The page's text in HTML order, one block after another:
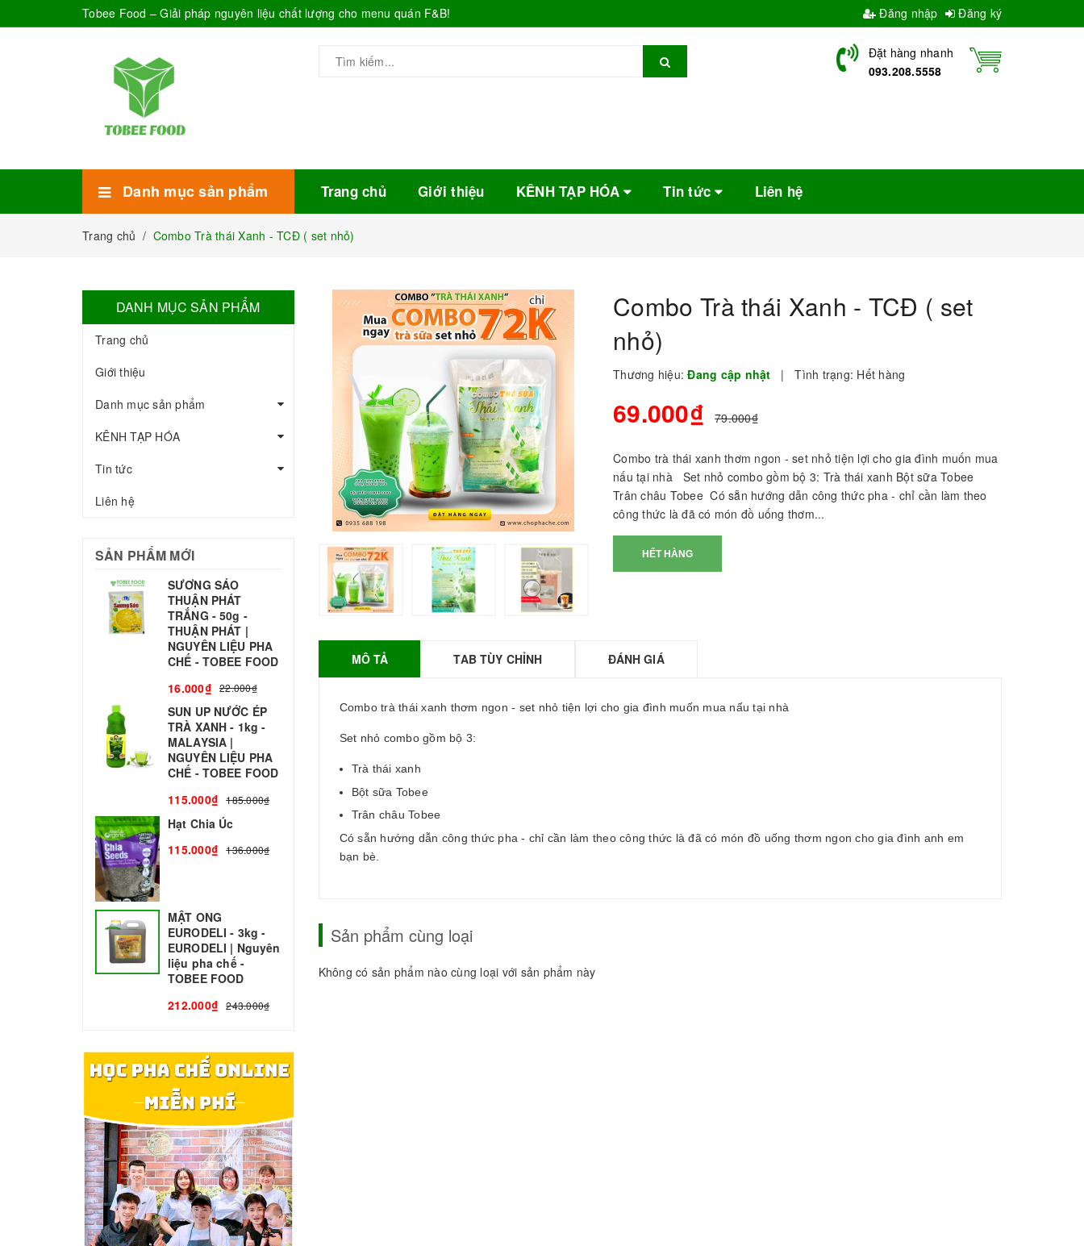
Tobee Food – Giải pháp nguyên liệu chất lượng cho menu quán F&B! Đăng nhập Đăng ký
Đặt hàng nhanh
093.208.5558
Danh mục sản phẩm Trang chủ Giới thiệu KÊNH TẠP HÓA Tin tức Liên hệ
Trang chủ / Combo Trà thái Xanh - TCĐ ( set nhỏ)
Combo Trà thái Xanh - TCĐ ( set
nhỏ)
Thương hiệu: Đang cập nhật | Tình trạng: Hết hàng
69.000₫ 79.000₫
Combo trà thái xanh thơm ngon - set nhỏ tiện lợi cho gia đình muốn mua
nấu tại nhà Set nhỏ combo gồm bộ 3: Trà thái xanh Bột sữa Tobee
Trân châu Tobee Có sẵn hướng dẫn công thức pha - chỉ cần làm theo
công thức là đã có món đồ uống thơm...
HẾT HÀNG
MÔ TẢ TAB TÙY CHỈNH ĐÁNH GIÁ
Combo trà thái xanh thơm ngon - set nhỏ tiện lợi cho gia đình muốn mua nấu tại nhà
Set nhỏ combo gồm bộ 3:
Trà thái xanh
Bột sữa Tobee
Trân châu Tobee
Có sẵn hướng dẫn công thức pha - chỉ cần làm theo công thức là đã có món đồ uống thơm ngon cho gia đình anh em
bạn bè.
Sản phẩm cùng loại
Không có sản phẩm nào cùng loại với sản phẩm này
DANH MỤC SẢN PHẨM
Trang chủ
Giới thiệu
Danh mục sản phẩm
KÊNH TẠP HÓA
Tin tức
Liên hệ
SẢN PHẨM MỚI
SƯƠNG SÁO
THUẬN PHÁT
TRẮNG - 50g -
THUẬN PHÁT |
NGUYÊN LIỆU PHA
CHẾ - TOBEE FOOD
16.000₫ 22.000₫
SUN UP NƯỚC ÉP
TRÀ XANH - 1kg -
MALAYSIA |
NGUYÊN LIỆU PHA
CHẾ - TOBEE FOOD
115.000₫
185.000₫
Hạt Chia Úc
115.000₫
136.000₫
MẬT ONG
EURODELI - 3kg -
EURODELI | Nguyên
liệu pha chế -
TOBEE FOOD
212.000₫
243.000₫
BỘT SỮA TOBEE
THANH VỊ - 300g -
TOBEE FOOD | Bột
TOBEE FOOD
BIỆT 50G - ROYAL I
CHẾ - TOBEE FOOD
12.000₫ 25.000₫